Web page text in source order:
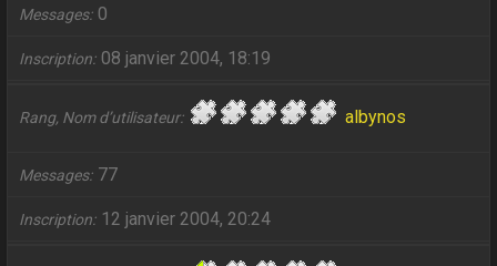
Messages 0
Inscription 08 janvier 2004, 18:19
Rang, Nom d’utilisateur albynos
Messages 77
Inscription 12 janvier 2004, 20:24